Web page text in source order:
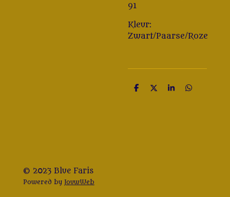
91
Kleur:
Zwart/Paarse/Roze
D
D
S
D
© 2023 Blue Faris
Powered by JouwWeb